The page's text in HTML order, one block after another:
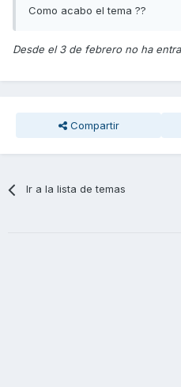
Como acabo el tema ??
Desde el 3 de febrero no ha
Compartir
Ir a la lista de temas